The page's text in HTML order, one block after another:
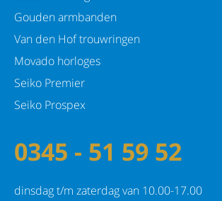
Gouden armbanden
Van den Hof trouwringen
Movado horloges
Seiko Premier
Seiko Prospex
0345 - 51 59 52
dinsdag t/m zaterdag van 10.00-17.00